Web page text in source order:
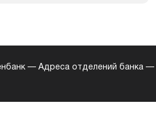
— Адреса отделений банка —